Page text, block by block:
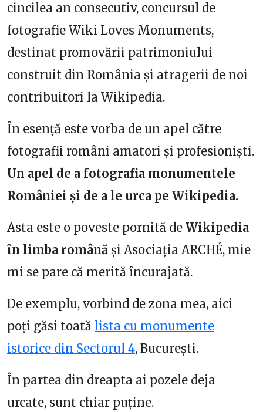
cincilea an consecutiv, concursul de
fotografie Wiki Loves Monuments,
destinat promovării patrimoniului
construit din România și atragerii de noi
contribuitori la Wikipedia.
În esență este vorba de un apel către
fotografii români amatori și profesioniști.
Un apel de a fotografia monumentele
României și de a le urca pe Wikipedia.
Asta este o poveste pornită de Wikipedia
în limba română și Asociația ARCHÉ, mie
mi se pare că merită încurajată.
De exemplu, vorbind de zona mea, aici
poți găsi toată lista cu monumente
istorice din Sectorul 4, București.
În partea din dreapta ai pozele deja
urcate, sunt chiar puține.